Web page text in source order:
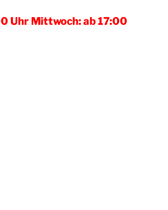
Uhr Mittwoch: ab 17:00